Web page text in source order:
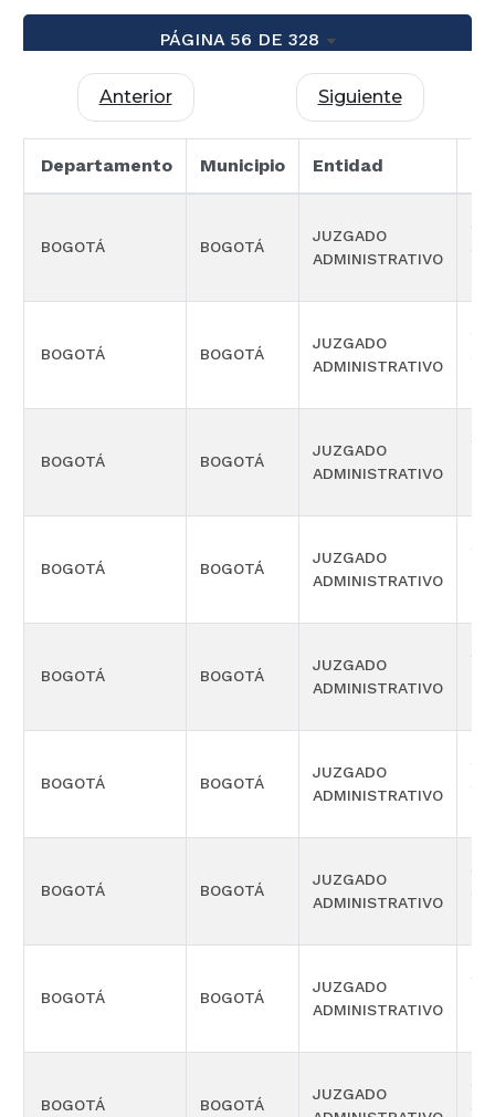
PÁGINA 56 DE 328
Anterior Siguiente
Departamento Municipio Entidad
BOGOTÁ BOGOTÁ
JUZGADO
ADMINISTRATIVO
BOGOTÁ BOGOTÁ
JUZGADO
ADMINISTRATIVO
BOGOTÁ BOGOTÁ
JUZGADO
ADMINISTRATIVO
BOGOTÁ BOGOTÁ
JUZGADO
ADMINISTRATIVO
BOGOTÁ BOGOTÁ
JUZGADO
ADMINISTRATIVO
BOGOTÁ BOGOTÁ
JUZGADO
ADMINISTRATIVO
BOGOTÁ BOGOTÁ
JUZGADO
ADMINISTRATIVO
BOGOTÁ BOGOTÁ
JUZGADO
ADMINISTRATIVO
BOGOTÁ BOGOTÁ
JUZGADO